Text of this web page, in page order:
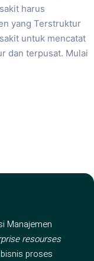
harus
yang Terstruktur
untuk mencatat
dan terpusat. Mulai
Manajemen
resourses
proses